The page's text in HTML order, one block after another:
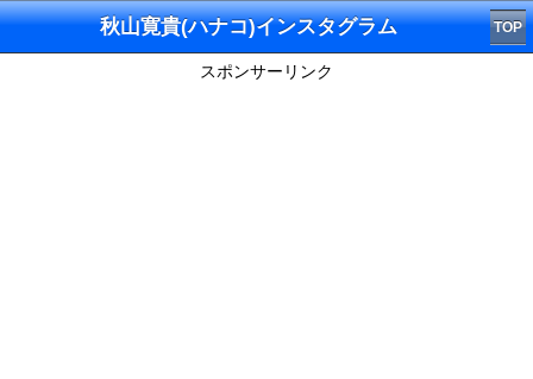
秋山寛貴(ハナコ)インスタグラム TOP
スポンサーリンク